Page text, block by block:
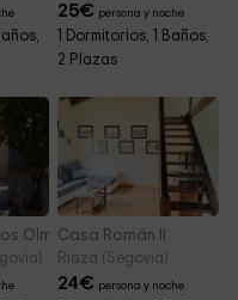
25€ persona y noche
1 Dormitorios, 1 Baños,
2 Plazas
OlmosCasa Román II
Riaza (Segovia)
24€ persona y noche